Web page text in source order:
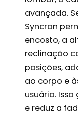
avançada.
Syncron
encosto, a
reclinação
posições,
ao corpo e
usuário.
e reduz a